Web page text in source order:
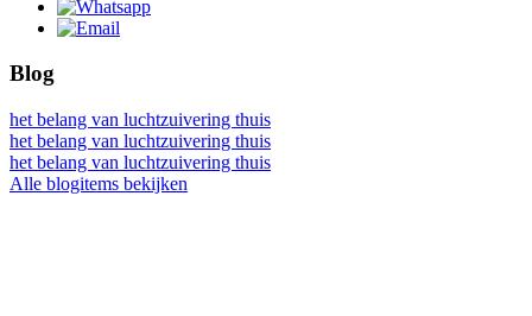
Blog
het belang van luchtzuivering thuis
het belang van luchtzuivering thuis
het belang van luchtzuivering thuis
Alle blogitems bekijken